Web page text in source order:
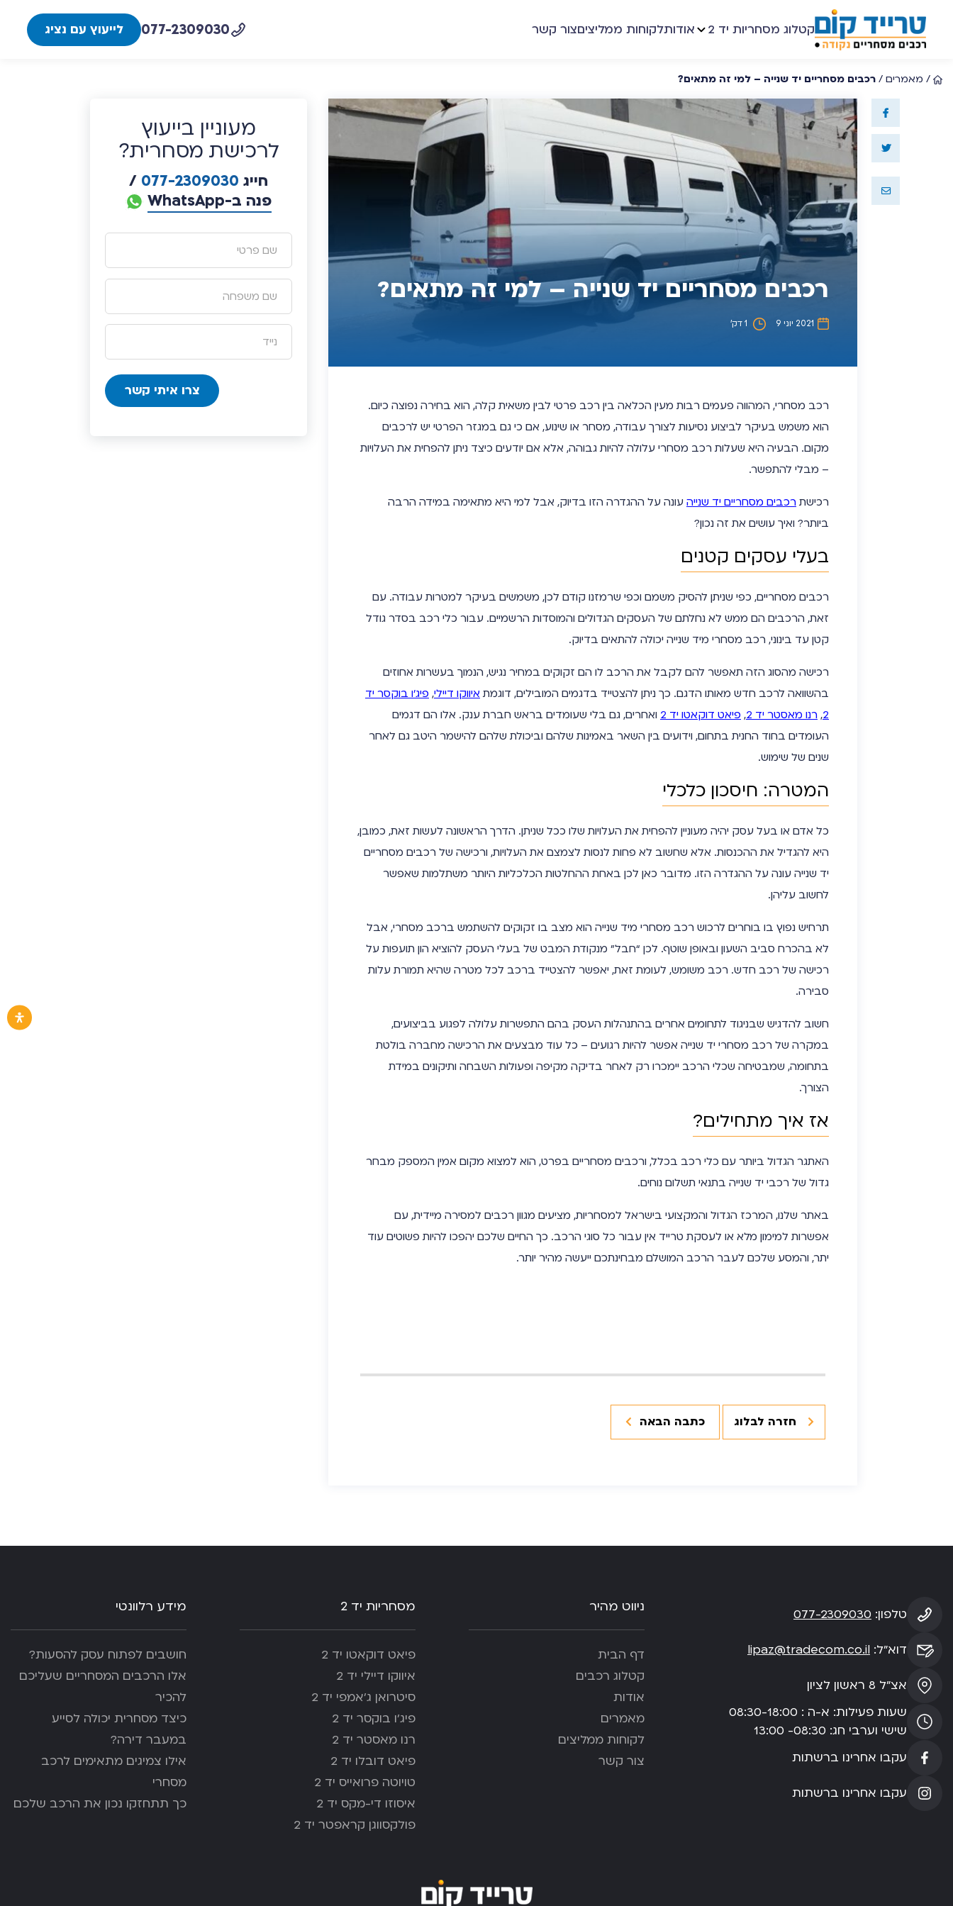
קטלוג מסחריות יד 2 אודותלקוחות ממליציםצור קשר 077-2309030 לייעוץ עם נציג
/ מאמרים / רכבים מסחריים יד שנייה – למי זה מתאים?
רכבים מסחריים יד שנייה – למי זה מתאים?
2021 יוני 9 1 דק’
רכב מסחרי, המהווה פעמים רבות מעין הכלאה בין רכב פרטי לבין משאית קלה, הוא בחירה נפוצה כיום.
הוא משמש בעיקר לביצוע נסיעות לצורך עבודה, מסחר או שינוע, אם כי גם במגזר הפרטי יש לרכבים
מקום. הבעיה היא שעלות רכב מסחרי עלולה להיות גבוהה, אלא אם יודעים כיצד ניתן להפחית את העלויות
– מבלי להתפשר.
רכישת רכבים מסחריים יד שנייה עונה על ההגדרה הזו בדיוק, אבל למי היא מתאימה במידה הרבה
ביותר? ואיך עושים את זה נכון?
בעלי עסקים קטנים
רכבים מסחריים, כפי שניתן להסיק משמם וכפי שרמזנו קודם לכן, משמשים בעיקר למטרות עבודה. עם
זאת, הרכבים הם ממש לא נחלתם של העסקים הגדולים והמוסדות הרשמיים. עבור כלי רכב בסדר גודל
קטן עד בינוני, רכב מסחרי מיד שנייה יכולה להתאים בדיוק.
רכישה מהסוג הזה תאפשר להם לקבל את הרכב לו הם זקוקים במחיר נגיש, הנמוך בעשרות אחוזים
בהשוואה לרכב חדש מאותו הדגם. כך ניתן להצטייד בדגמים המובילים, דוגמת איווקו דיילי, פיג’ו בוקסר יד
2
, רנו מאסטר יד 2 , פיאט דוקאטו יד 2
ואחרים, גם בלי שעומדים בראש חברת ענק. אלו הם דגמים
העומדים בחוד החנית בתחום, וידועים בין השאר באמינות שלהם וביכולת שלהם להישמר היטב גם לאחר
שנים של שימוש.
המטרה: חיסכון כלכלי
כל אדם או בעל עסק יהיה מעוניין להפחית את העלויות שלו ככל שניתן. הדרך הראשונה לעשות זאת, כמובן,
היא להגדיל את ההכנסות. אלא שחשוב לא פחות לנסות לצמצם את העלויות, ורכישה של רכבים מסחריים
יד שנייה עונה על ההגדרה הזו. מדובר כאן לכן באחת ההחלטות הכלכליות היותר משתלמות שאפשר
לחשוב עליהן.
תרחיש נפוץ בו בוחרים לרכוש רכב מסחרי מיד שנייה הוא מצב בו זקוקים להשתמש ברכב מסחרי, אבל
לא בהכרח סביב השעון ובאופן שוטף. לכן “חבל” מנקודת המבט של בעלי העסק להוציא הון תועפות על
רכישה של רכב חדש. רכב משומש, לעומת זאת, יאפשר להצטייד ברכב לכל מטרה שהיא תמורת עלות
סבירה.
חשוב להדגיש שבניגוד לתחומים אחרים בהתנהלות העסק בהם התפשרות עלולה לפגוע בביצועים,
במקרה של רכב מסחרי יד שנייה אפשר להיות רגועים – כל עוד מבצעים את הרכישה מחברה בולטת
בתחומה, שמבטיחה שכלי הרכב יימכרו רק לאחר בדיקה מקיפה ופעולות השבחה ותיקונים במידת
הצורך.
אז איך מתחילים?
האתגר הגדול ביותר עם כלי רכב בכלל, ורכבים מסחריים בפרט, הוא למצוא מקום אמין המספק מבחר
גדול של רכבי יד שנייה בתנאי תשלום נוחים.
באתר שלנו, המרכז הגדול והמקצועי בישראל למסחריות, מציעים מגוון רכבים למסירה מיידית, עם
אפשרות למימון מלא או לעסקת טרייד אין עבור כל סוגי הרכב. כך החיים שלכם יהפכו להיות פשוטים עוד
יתר, והמסע שלכם לעבר הרכב המושלם מבחינתכם ייעשה מהיר יותר.
חזרה לבלוג כתבה הבאה
מעוניין בייעוץ
לרכישת מסחרית?
חייג 077-2309030
/
פנה ב-WhatsApp
טלפון: 077-2309030
דוא”ל: lipaz@tradecom.co.il
אצ”ל 8 ראשון לציון
שעות פעילות: א-ה : 08:30-18:00
שישי וערבי חג: 08:30- 13:00
עקבו אחרינו ברשתות
עקבו אחרינו ברשתות
ניווט מהיר
דף הבית
קטלוג רכבים
אודות
מאמרים
לקוחות ממליצים
צור קשר
מסחריות יד 2
פיאט דוקאטו יד 2
איווקו דיילי יד 2
סיטרואן ג’אמפי יד 2
פיג'ו בוקסר יד 2
רנו מאסטר יד 2
פיאט דובלו יד 2
טויוטה פרואייס יד 2
איסוזו די-מקס יד 2
פולקסווגן קראפטר יד 2
מידע רלוונטי
חושבים לפתוח עסק להסעות?
אלו הרכבים המסחריים שעליכם
להכיר
כיצד מסחרית יכולה לסייע
במעבר דירה?
אילו צמיגים מתאימים לרכב
מסחרי
כך תתחזקו נכון את הרכב שלכם